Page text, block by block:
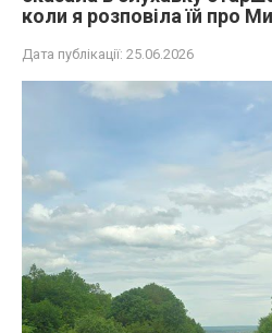
коли я розповіла їй про
Дата публікації: 25.06.2026